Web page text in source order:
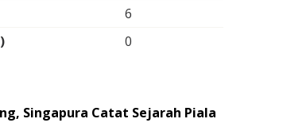
6
0
Singapura Catat Sejarah Piala